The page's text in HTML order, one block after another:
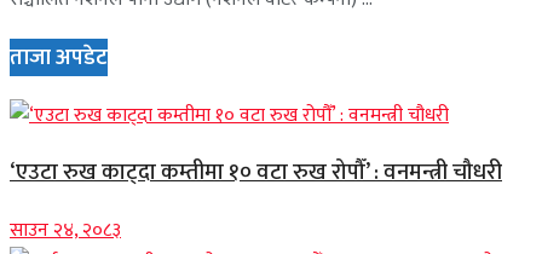
ताजा अपडेट
‘एउटा रुख काट्दा कम्तीमा १० वटा रुख रोपौँ’ : वनमन्त्री चौधरी
साउन २४, २०८३